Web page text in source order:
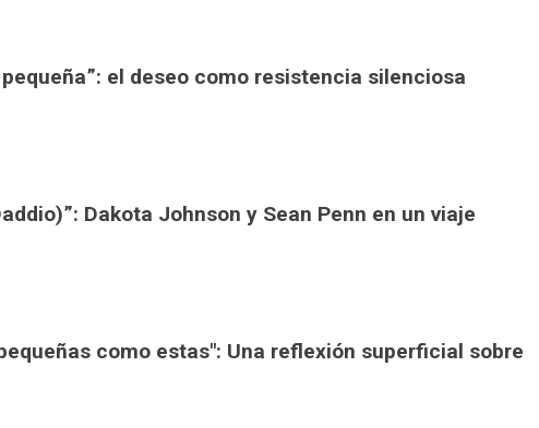
el deseo como resistencia silenciosa
Dakota Johnson y Sean Penn en un viaje
como estas": Una reflexión superficial sobre